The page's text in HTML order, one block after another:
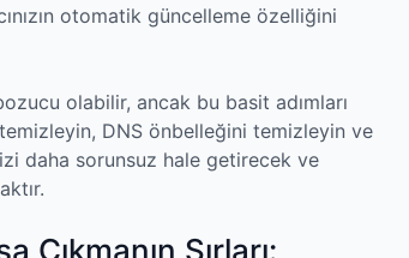
otomatik güncelleme özelliğini
olabilir, ancak bu basit adımları
DNS önbelleğini temizleyin ve
daha sorunsuz hale getirecek ve
Sırları: